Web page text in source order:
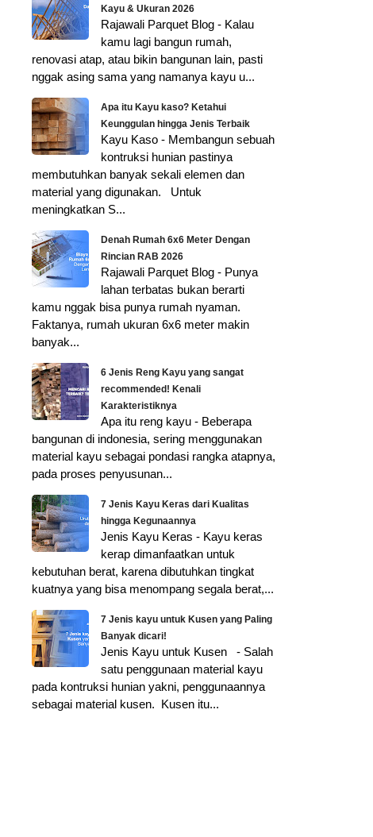
Kayu & Ukuran 2026
Rajawali Parquet Blog - Kalau
kamu lagi bangun rumah,
renovasi atap, atau bikin bangunan lain, pasti
nggak asing sama yang namanya kayu u...
Apa itu Kayu kaso? Ketahui
Keunggulan hingga Jenis Terbaik
Kayu Kaso - Membangun sebuah
kontruksi hunian pastinya
membutuhkan banyak sekali elemen dan
material yang digunakan. Untuk
meningkatkan S...
Denah Rumah 6x6 Meter Dengan
Rincian RAB 2026
Rajawali Parquet Blog - Punya
lahan terbatas bukan berarti
kamu nggak bisa punya rumah nyaman.
Faktanya, rumah ukuran 6x6 meter makin
banyak...
6 Jenis Reng Kayu yang sangat
recommended! Kenali
Karakteristiknya
Apa itu reng kayu - Beberapa
bangunan di indonesia, sering menggunakan
material kayu sebagai pondasi rangka atapnya,
pada proses penyusunan...
7 Jenis Kayu Keras dari Kualitas
hingga Kegunaannya
Jenis Kayu Keras - Kayu keras
kerap dimanfaatkan untuk
kebutuhan berat, karena dibutuhkan tingkat
kuatnya yang bisa menompang segala berat,...
7 Jenis kayu untuk Kusen yang Paling
Banyak dicari!
Jenis Kayu untuk Kusen - Salah
satu penggunaan material kayu
pada kontruksi hunian yakni, penggunaannya
sebagai material kusen. Kusen itu...